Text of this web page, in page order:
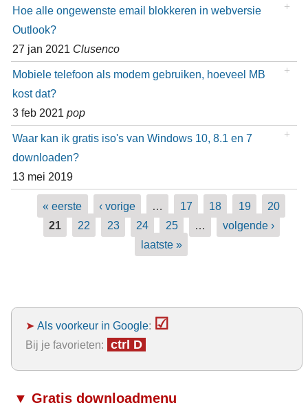
Hoe alle ongewenste email blokkeren in webversie
Outlook?
27 jan 2021 Clusenco
Mobiele telefoon als modem gebruiken, hoeveel MB
kost dat?
3 feb 2021 pop
Waar kan ik gratis iso's van Windows 10, 8.1 en 7
downloaden?
13 mei 2019
Pagina's
« eerste ‹ vorige … 17 18 19
20
21
22 23 24 25 …
volgende ›
laatste »
➤ Als voorkeur in Google: ☑
Bij je favorieten: ctrl D
▼ Gratis downloadmenu